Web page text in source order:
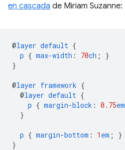
en cascada de Miriam Suzanne:
@layer default {
p { max-width : 70ch ;
}
}
@layer framework {
@layer default {
p { margin-block : 0.75em
}
p { margin-bottom : 1 em ;
}
}